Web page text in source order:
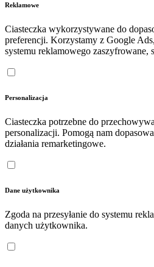
Reklamowe
Ciasteczka wykorzystywane do
preferencji. Korzystamy z Google
systemu reklamowego zaszyfrowane,
Personalizacja
Ciasteczka potrzebne do
personalizacji. Pomogą nam
działania remarketingowe.
Dane użytkownika
Zgoda na przesyłanie do systemu
danych użytkownika.